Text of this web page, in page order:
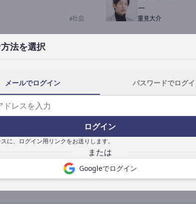
法を選択
メールでログイン パスワードでログ
ログイン
に、ログイン用リンクをお送りします。
Googleでログイン
#社会
ー
重見大介
なつなつ（化粧品・
ｺｯｶﾗSaaS
書き手になる